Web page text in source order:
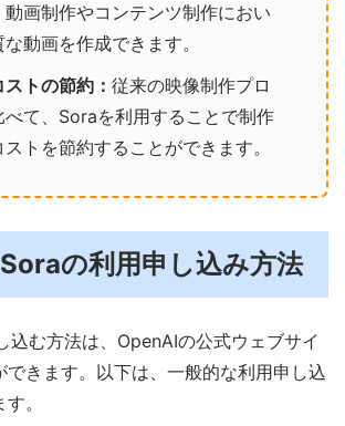
動画制作やコンテンツ制作におい
動画を作成できます。
トの節約： 従来の映像制作プロ
べて、Soraを利用することで制作
トを節約することができます。
の利用申し込み方法
込む方法は、OpenAIの公式ウェブサイ
できます。以下は、一般的な利用申し込
。